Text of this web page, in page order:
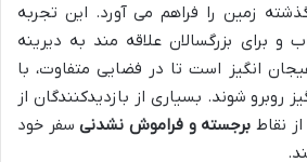
زمین را فراهم می آورد. این تجربه
و برای بزرگسالان علاقه مند به دیرینه
انگیز است تا در فضایی متفاوت، با
شوند. بسیاری از بازدیدکنندگان از
نقاط برجسته و فراموش نشدنیسفر خود